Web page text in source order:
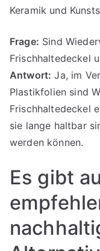
Keramik und
Frage: Sind
Frischhaltedeckel
Antwort: Ja, im
Plastikfolien sind
Frischhaltedeckel
sie lange haltbar
werden können.
Es gibt